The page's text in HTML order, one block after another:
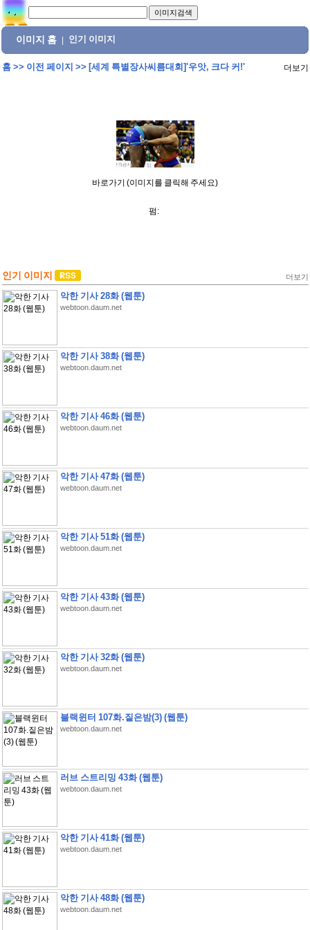
이미지 홈 인기 이미지
홈>> 이전 페이지 >> [세계 특별장사씨름대회]'우앗, 크다 커!' 더보기
바로가기 (이미지를 클릭해 주세요)
펌:
인기 이미지 더보기
악한 기사 28화 (웹툰)
webtoon.daum.net
악한 기사 38화 (웹툰)
webtoon.daum.net
악한 기사 46화 (웹툰)
webtoon.daum.net
악한 기사 47화 (웹툰)
webtoon.daum.net
악한 기사 51화 (웹툰)
webtoon.daum.net
악한 기사 43화 (웹툰)
webtoon.daum.net
악한 기사 32화 (웹툰)
webtoon.daum.net
블랙윈터 107화.짙은밤(3) (웹툰)
webtoon.daum.net
러브 스트리밍 43화 (웹툰)
webtoon.daum.net
악한 기사 41화 (웹툰)
webtoon.daum.net
악한 기사 48화 (웹툰)
webtoon.daum.net